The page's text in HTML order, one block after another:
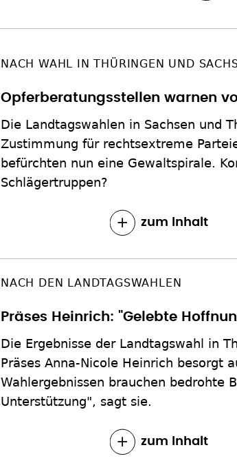
NACH WAHL IN THÜRINGEN UND
Opferberatungsstellen warnen
Die Landtagswahlen in Sachsen und
Zustimmung für rechtsextreme
befürchten nun eine Gewaltspirale.
Schlägertruppen?
zum Inhalt
NACH DEN LANDTAGSWAHLEN
Präses Heinrich: "Gelebte
Die Ergebnisse der Landtagswahl in
Präses Anna-Nicole Heinrich besorgt
Wahlergebnissen brauchen bedrohte
Unterstützung", sagt sie.
zum Inhalt